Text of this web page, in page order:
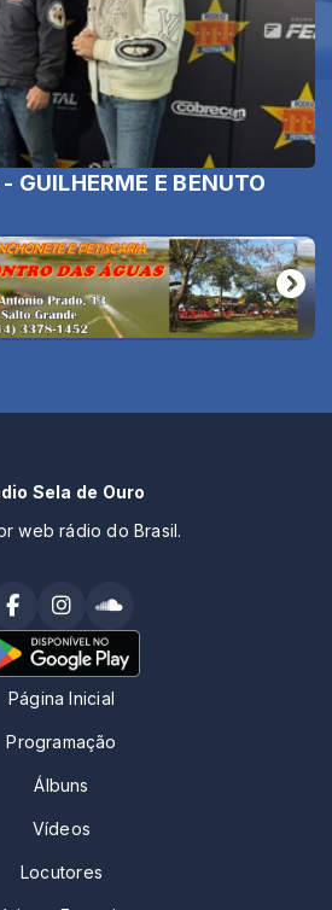
GUILHERME E BENUTO
Sela de Ouro
web rádio do Brasil.
Página Inicial
Programação
Álbuns
Vídeos
Locutores